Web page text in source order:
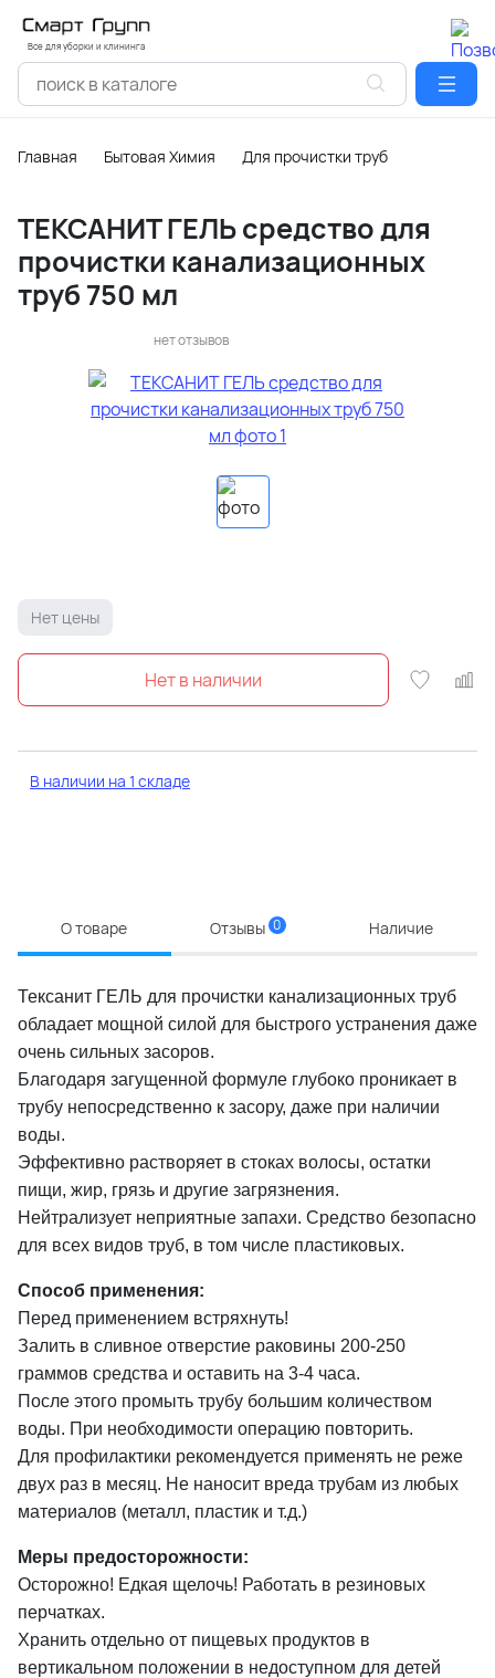
Все для уборки и клининга
Главная Бытовая Химия Для прочистки труб
ТЕКСАНИТ ГЕЛЬ средство для
прочистки канализационных
труб 750 мл
нет отзывов
Нет цены
В наличии на 1 складе
О товаре Отзывы 0 Наличие
Тексанит ГЕЛЬ для прочистки канализационных труб
обладает мощной силой для быстрого устранения даже
очень сильных засоров.
Благодаря загущенной формуле глубоко проникает в
трубу непосредственно к засору, даже при наличии
воды.
Эффективно растворяет в стоках волосы, остатки
пищи, жир, грязь и другие загрязнения.
Нейтрализует неприятные запахи. Средство безопасно
для всех видов труб, в том числе пластиковых.
Способ применения:
Перед применением встряхнуть!
Залить в сливное отверстие раковины 200-250
граммов средства и оставить на 3-4 часа.
После этого промыть трубу большим количеством
воды. При необходимости операцию повторить.
Для профилактики рекомендуется применять не реже
двух раз в месяц. Не наносит вреда трубам из любых
материалов (металл, пластик и т.д.)
Меры предосторожности:
Осторожно! Едкая щелочь! Работать в резиновых
перчатках.
Хранить отдельно от пищевых продуктов в
вертикальном положении в недоступном для детей